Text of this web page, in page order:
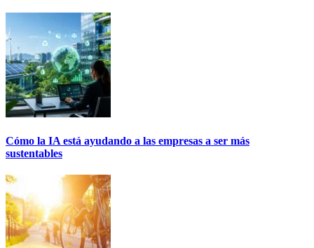
Cómo la IA está ayudando a las empresas a ser más
sustentables